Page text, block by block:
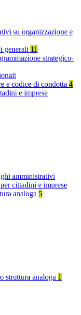
su organizzazione e
generali 11
strategico-
e codice di condotta 4
e imprese
amministrativi
cittadini e imprese
analoga 5
struttura analoga 1